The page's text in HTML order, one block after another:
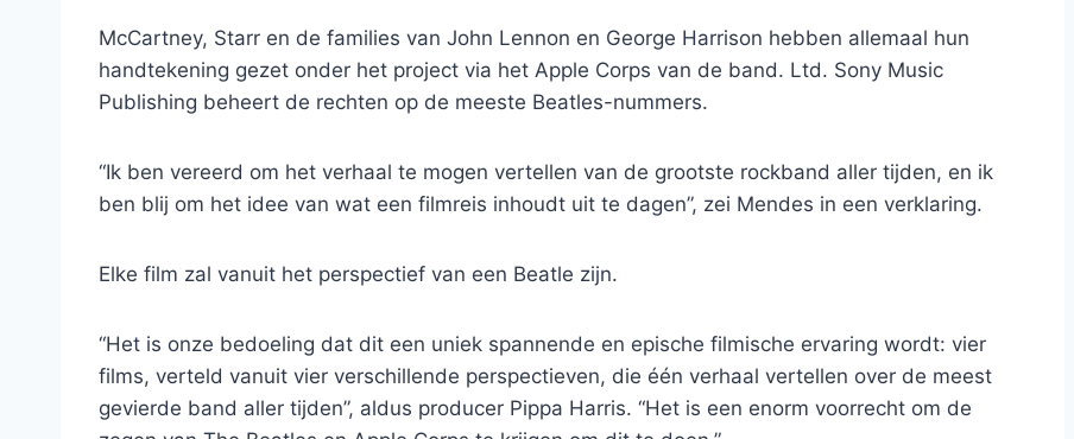
McCartney, Starr en de families van John Lennon en George Harrison hebben allemaal hun
handtekening gezet onder het project via het Apple Corps van de band. Ltd. Sony Music
Publishing beheert de rechten op de meeste Beatles-nummers.
“Ik ben vereerd om het verhaal te mogen vertellen van de grootste rockband aller tijden, en ik
ben blij om het idee van wat een filmreis inhoudt uit te dagen”, zei Mendes in een verklaring.
Elke film zal vanuit het perspectief van een Beatle zijn.
“Het is onze bedoeling dat dit een uniek spannende en epische filmische ervaring wordt: vier
films, verteld vanuit vier verschillende perspectieven, die één verhaal vertellen over de meest
gevierde band aller tijden”, aldus producer Pippa Harris. “Het is een enorm voorrecht om de